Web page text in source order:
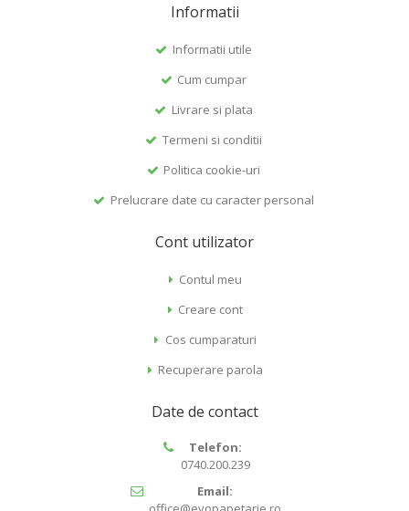
Informatii
Informatii utile
Cum cumpar
Livrare si plata
Termeni si conditii
Politica cookie-uri
Prelucrare date cu caracter personal
Cont utilizator
Contul meu
Creare cont
Cos cumparaturi
Recuperare parola
Date de contact
Telefon:
0740.200.239
Email: